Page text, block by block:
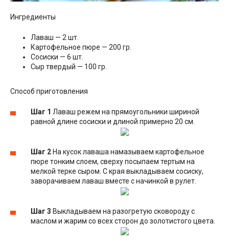
Ингредиенты
Лаваш — 2 шт.
Картофельное пюре — 200 гр.
Сосиски — 6 шт.
Сыр твердый — 100 гр.
Способ приготовления
Шаг 1 Лаваш режем на прямоугольники шириной
равной длине сосиски и длиной примерно 20 см.
Шаг 2 На кусок лаваша намазываем картофельное
пюре тонким слоем, сверху посыпаем тертым на
мелкой терке сыром. С края выкладываем сосиску,
заворачиваем лаваш вместе с начинкой в рулет.
Шаг 3 Выкладываем на разогретую сковороду с
маслом и жарим со всех сторон до золотистого цвета.